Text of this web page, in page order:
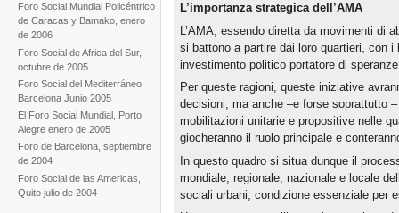
Foro Social Mundial Policéntrico
de Caracas y Bamako, enero
de 2006
Foro Social de Africa del Sur,
octubre de 2005
Foro Social del Mediterráneo,
Barcelona Junio 2005
El Foro Social Mundial, Porto
Alegre enero de 2005
Foro de Barcelona, septiembre
de 2004
Foro Social de las Americas,
Quito julio de 2004
L’importanza strategica dell’AMA
L’AMA, essendo diretta da movimenti di
si battono a partire dai loro quartieri, con
investimento politico portatore di
Per queste ragioni, queste iniziative
decisioni, ma anche –e forse soprattutto
mobilitazioni unitarie e propositive nelle
giocheranno il ruolo principale e
In questo quadro si situa dunque il
mondiale, regionale, nazionale e locale
sociali urbani, condizione essenziale per